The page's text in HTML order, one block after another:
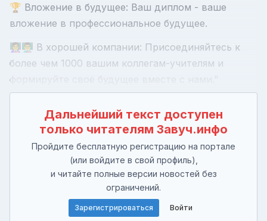
🏆 Вложение в будущее: Ваш диплом - ваше
вложение в профессиональное будущее.
👩‍🏫👨‍🏫 В хорошей компании: Присоединяйтесь к
более чем 1000 вашим коллегам-учителям и
формируйте своё будущее вместе с нами."
Дальнейший текст доступен
только читателям Завуч.инфо
Пройдите бесплатную регистрацию на портале
(или войдите в свой профиль),
и читайте полные версии новостей без
ограничений.
Зарегистрироваться Войти